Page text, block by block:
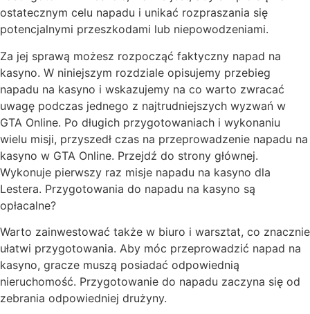
ostatecznym celu napadu i unikać rozpraszania się
potencjalnymi przeszkodami lub niepowodzeniami.
Za jej sprawą możesz rozpocząć faktyczny napad na
kasyno. W niniejszym rozdziale opisujemy przebieg
napadu na kasyno i wskazujemy na co warto zwracać
uwagę podczas jednego z najtrudniejszych wyzwań w
GTA Online. Po długich przygotowaniach i wykonaniu
wielu misji, przyszedł czas na przeprowadzenie napadu na
kasyno w GTA Online. Przejdź do strony głównej.
Wykonuje pierwszy raz misje napadu na kasyno dla
Lestera. Przygotowania do napadu na kasyno są
opłacalne?
Warto zainwestować także w biuro i warsztat, co znacznie
ułatwi przygotowania. Aby móc przeprowadzić napad na
kasyno, gracze muszą posiadać odpowiednią
nieruchomość. Przygotowanie do napadu zaczyna się od
zebrania odpowiedniej drużyny.